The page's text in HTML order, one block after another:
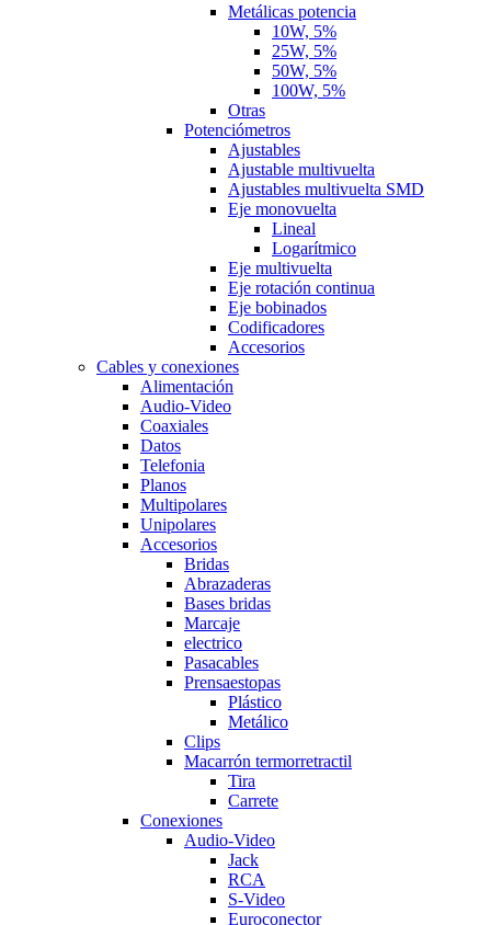
Metálicas potencia
10W, 5%
25W, 5%
50W, 5%
100W, 5%
Otras
Potenciómetros
Ajustables
Ajustable multivuelta
Ajustables multivuelta SMD
Eje monovuelta
Lineal
Logarítmico
Eje multivuelta
Eje rotación continua
Eje bobinados
Codificadores
Accesorios
Cables y conexiones
Alimentación
Audio-Video
Coaxiales
Datos
Telefonia
Planos
Multipolares
Unipolares
Accesorios
Bridas
Abrazaderas
Bases bridas
Marcaje
electrico
Pasacables
Prensaestopas
Plástico
Metálico
Clips
Macarrón termorretractil
Tira
Carrete
Conexiones
Audio-Video
Jack
RCA
S-Video
Euroconector